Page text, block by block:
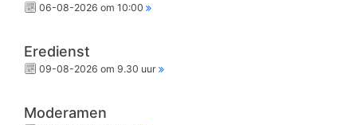
06-08-2026 om 10:00
Eredienst
09-08-2026 om 9.30 uur
Moderamen